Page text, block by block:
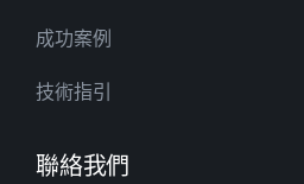
成功案例
技術指引
聯絡我們